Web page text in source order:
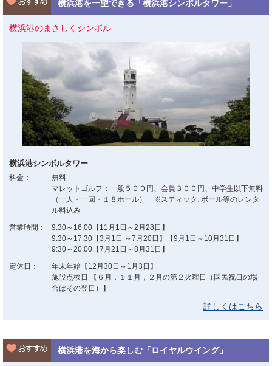
横浜港を一望できる「横浜港シンボルタワー」
横浜港のまさしくシンボル
横浜港シンボルタワー
料金：
無料
マレットゴルフ：一般５００円、会員３００円、中学生以下無料
（一人・一回・１８ホール） ※スティック､ボール等のレンタ
ル料込み
営業時間：
9:30～16:00【11月1日～2月28日】
9:30～17:30【3月1日 ～7月20日】【9月1日～10月31日】
9:30～20:00【7月21日～8月31日】
定休日：
年末年始【12月30日～1月3日】
施設点検日 【６月，１１月，２月の第２火曜日（国民祝日の場
合はその翌日）】
詳しくはこちら
横浜港を海から楽しむ「ロイヤルウイング」